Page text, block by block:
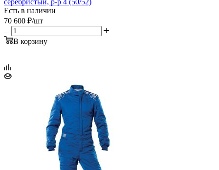
Есть в наличии
70 600 ₽/шт
В корзину